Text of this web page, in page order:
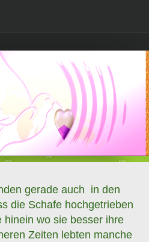
gerade auch in den
die Schafe hochgetrieben
hinein wo sie besser ihre
Zeiten lebten manche